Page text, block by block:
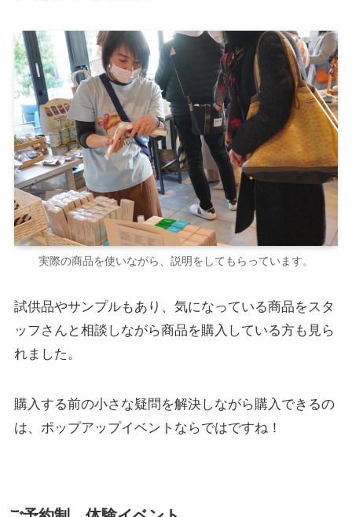
実際の商品を使いながら、説明をしてもらっています。
試供品やサンプルもあり、気になっている商品をスタ
ッフさんと相談しながら商品を購入している方も見ら
れました。
購入する前の小さな疑問を解決しながら購入できるの
は、ポップアップイベントならではですね！